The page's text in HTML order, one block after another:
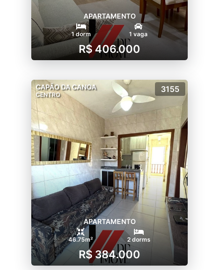
APARTAMENTO
1 dorm 1 vaga
R$ 406.000
CAPÃO DA CANOA
CENTRO
3155
APARTAMENTO
46.75m² 2 dorms
R$ 384.000